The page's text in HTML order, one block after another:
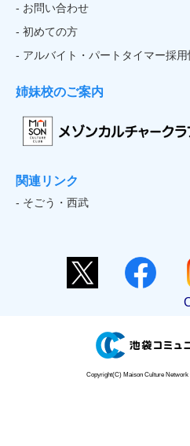
- お問い合わせ
- 初めての方
- アルバイト・パートタイマー採用
姉妹校のご案内
関連リンク
- そごう・西武
Copyright(C) Maison Culture Network